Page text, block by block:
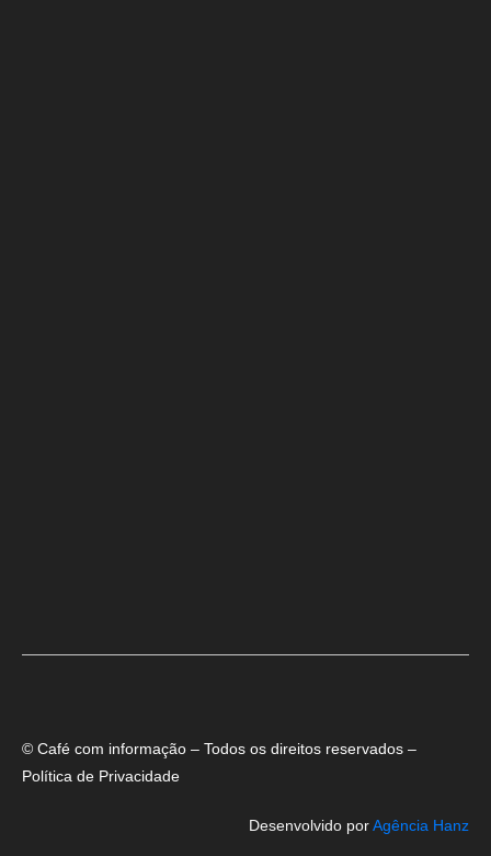
© Café com informação – Todos os direitos reservados –
Política de Privacidade
Desenvolvido porAgência Hanz